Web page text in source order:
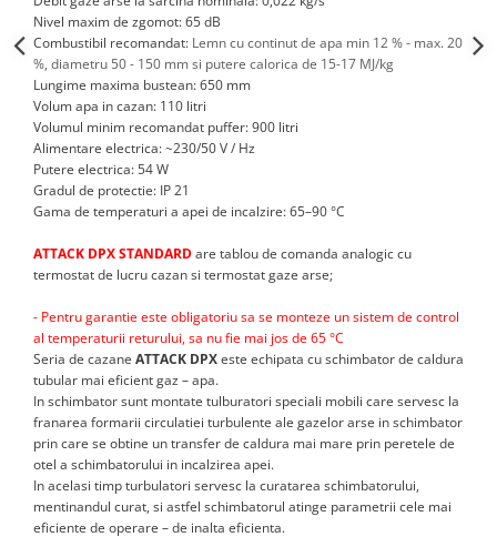
btu
Aparate de Aer conditionat 12000
btu
Aparate de Aer conditionat 18000
btu
Aparate de Aer conditionat 24000
btu
Aparate de Aer conditionat 27000
Panouri solare
nepresurizate
Accesorii Panouri solare
Pompe de circulaţie pentru
instalaţiile termice solare
Vase de expansiune
Incazire in Pardoseala
Incalzire clasica in pardoseala
Teava incalzire pardoseala
Nivel maxim de zgomot: 65 dB
Combustibil recomandat: Lemn cu continut de apa min 12 % - max. 20
%, diametru 50 - 150 mm si putere calorica de 15-17 MJ/kg
Lungime maxima bustean: 650 mm
Volum apa in cazan: 110 litri
Volumul minim recomandat puffer: 900 litri
Alimentare electrica: ~230/50 V / Hz
Putere electrica: 54 W
Gradul de protectie: IP 21
Gama de temperaturi a apei de incalzire: 65–90 °C
ATTACK DPX STANDARDare tablou de comanda analogic cu
termostat de lucru cazan si termostat gaze arse;
- Pentru garantie este obligatoriu sa se monteze un sistem de control
al temperaturii returului, sa nu fie mai jos de 65 °C
Seria de cazane ATTACK DPXeste echipata cu schimbator de caldura
tubular mai eficient gaz – apa.
In schimbator sunt montate tulburatori speciali mobili care servesc la
franarea formarii circulatiei turbulente ale gazelor arse in schimbator
prin care se obtine un transfer de caldura mai mare prin peretele de
otel a schimbatorului in incalzirea apei.
In acelasi timp turbulatori servesc la curatarea schimbatorului,
mentinandul curat, si astfel schimbatorul atinge parametrii cele mai
eficiente de operare – de inalta eficienta.